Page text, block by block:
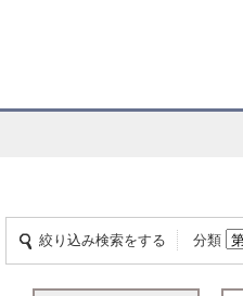
絞り込み検索をする 分類